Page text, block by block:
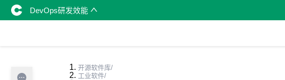
DevOps研发效能
开源软件库/
工业软件/